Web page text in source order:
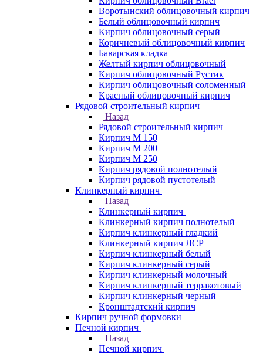
Воротынский облицовочный кирпич
Белый облицовочный кирпич
Кирпич облицовочный серый
Коричневый облицовочный кирпич
Баварская кладка
Желтый кирпич облицовочный
Кирпич облицовочный Рустик
Кирпич облицовочный соломенный
Красный облицовочный кирпич
Рядовой строительный кирпич
Назад
Рядовой строительный кирпич
Кирпич М 150
Кирпич М 200
Кирпич М 250
Кирпич рядовой полнотелый
Кирпич рядовой пустотелый
Клинкерный кирпич
Назад
Клинкерный кирпич
Клинкерный кирпич полнотелый
Кирпич клинкерный гладкий
Клинкерный кирпич ЛСР
Кирпич клинкерный белый
Кирпич клинкерный серый
Кирпич клинкерный молочный
Кирпич клинкерный терракотовый
Кирпич клинкерный черный
Кронштадтский кирпич
Кирпич ручной формовки
Печной кирпич
Назад
Печной кирпич